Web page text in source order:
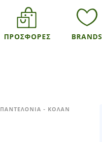
ΠΡΟΣΦΟΡΕΣ BRANDS
ΠΑΝΤΕΛΟΝΙΑ - ΚΟΛΑΝ